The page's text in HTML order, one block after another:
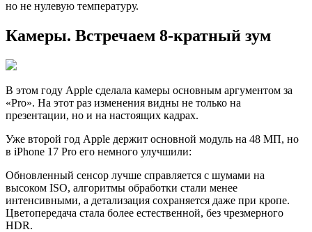
но не нулевую температуру.
Камеры. Встречаем 8-кратный зум
В этом году Apple сделала камеры основным аргументом за
«Pro». На этот раз изменения видны не только на
презентации, но и на настоящих кадрах.
Уже второй год Apple держит основной модуль на 48 МП, но
в iPhone 17 Pro его немного улучшили:
Обновленный сенсор лучше справляется с шумами на
высоком ISO, алгоритмы обработки стали менее
интенсивными, а детализация сохраняется даже при кропе.
Цветопередача стала более естественной, без чрезмерного
HDR.